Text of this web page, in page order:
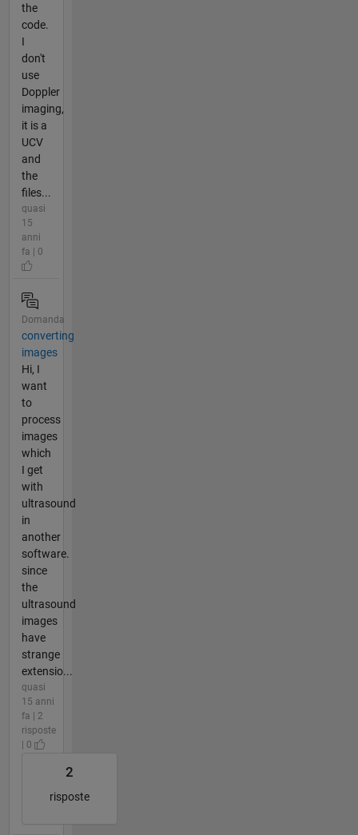
the
code.
I
don't
use
Doppler
imaging,
it is a
UCV
and
the
files...
quasi
15
anni
fa | 0
Domanda
converting
images
Hi, I
want
to
process
images
which
I get
with
ultrasound
in
another
software.
since
the
ultrasound
images
have
strange
extensio...
quasi
15 anni
fa | 2
risposte
| 0
2
risposte